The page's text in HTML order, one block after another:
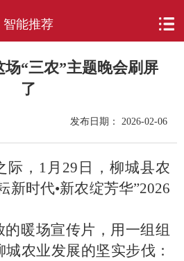
智能推荐
“三农”主题晚会刷屏
了
发布日期： 2026-02-06
际，1月29日，柳城县农
新时代•新农绽芳华”2026
的暖场宣传片，用一组组
农业发展的坚实步伐：